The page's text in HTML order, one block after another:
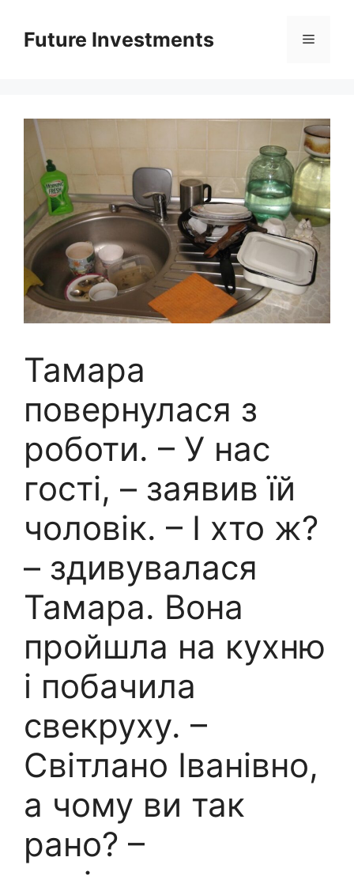
вмістуFuture Investments Меню
Тамара
повернулася з
роботи. – У нас
гості, – заявив їй
чоловік. – І хто ж?
– здивувалася
Тамара. Вона
пройшла на кухню
і побачила
свекруху. –
Світлано Іванівно,
а чому ви так
рано? –